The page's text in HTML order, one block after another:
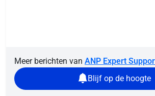
Meer berichten van ANP Expert
Blijf op de hoogte